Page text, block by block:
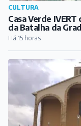
CULTURA
Casa Verde
da Batalha da
Há 15 horas